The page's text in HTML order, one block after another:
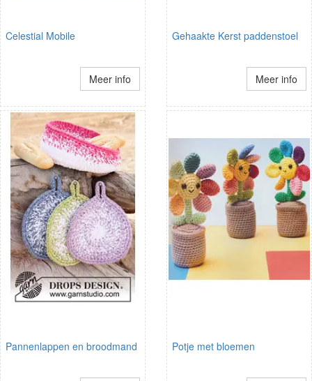
Celestial Mobile
Meer info
Gehaakte Kerst paddenstoel
Meer info
Pannenlappen en broodmand Potje met bloemen